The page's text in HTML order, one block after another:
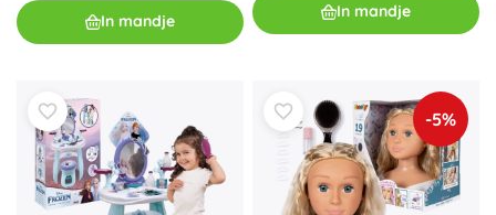
In mandje
In mandje
-5%